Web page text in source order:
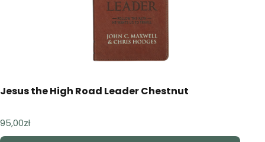
Jesus the High Road Leader Chestnut
95,00zł